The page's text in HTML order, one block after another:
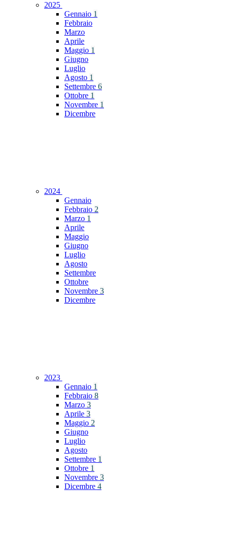
2025
Gennaio 1
Febbraio
Marzo
Aprile
Maggio 1
Giugno
Luglio
Agosto 1
Settembre 6
Ottobre 1
Novembre 1
Dicembre
2024
Gennaio
Febbraio 2
Marzo 1
Aprile
Maggio
Giugno
Luglio
Agosto
Settembre
Ottobre
Novembre 3
Dicembre
2023
Gennaio 1
Febbraio 8
Marzo 3
Aprile 3
Maggio 2
Giugno
Luglio
Agosto
Settembre 1
Ottobre 1
Novembre 3
Dicembre 4